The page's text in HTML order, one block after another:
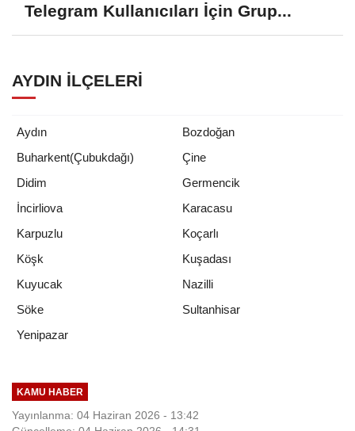
Telegram Kullanıcıları İçin Grup...
AYDIN İLÇELERI
Aydın
Bozdoğan
Buharkent(Çubukdağı)
Çine
Didim
Germencik
İncirliova
Karacasu
Karpuzlu
Koçarlı
Köşk
Kuşadası
Kuyucak
Nazilli
Söke
Sultanhisar
Yenipazar
KAMU HABER
Yayınlanma: 04 Haziran 2026 - 13:42